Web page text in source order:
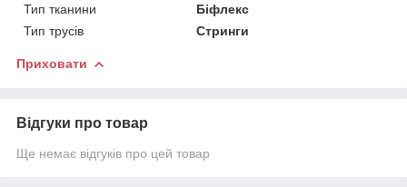
Тип тканини
Біфлекс
Тип трусів
Стринги
Приховати
Відгуки про товар
Ще немає відгуків про цей товар